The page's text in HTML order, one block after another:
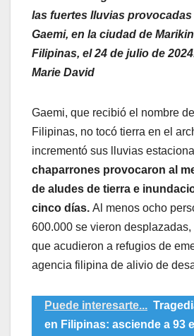
las fuertes lluvias
Gaemi, en la ciudad de
Filipinas, el 24 de julio de
Marie David
Gaemi, que recibió el nombre
Filipinas, no tocó tierra en el
incrementó sus lluvias
chaparrones provocaron al
de aludes de tierra e
cinco días. Al menos ocho
600.000 se vieron
que acudieron a refugios de
agencia filipina de alivio de
Puede interesarte...
en Filipinas: asciende a 93 el